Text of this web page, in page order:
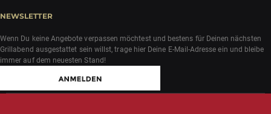
NEWSLETTER
Wenn Du keine Angebote verpassen möchtest und bestens für Deinen nächsten
Grillabend ausgestattet sein willst, trage hier Deine E-Mail-Adresse ein und bleibe
immer auf dem neuesten Stand!